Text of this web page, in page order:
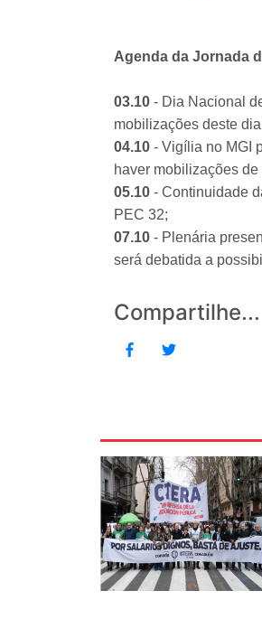
Agenda da Jornada
03.10 - Dia Nacional
mobilizações deste
04.10 - Vigília no MGI
haver mobilizações
05.10 - Continuidade
PEC 32;
07.10 - Plenária
será debatida a
Compartilhe...